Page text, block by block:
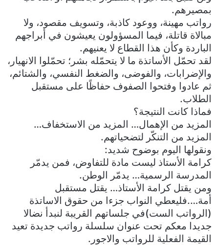
بمصيرهم.
رواتب مهينة، ووعود كاذبة، وتسويف مقصود، ولا
مبالاة قاتلة، فيما المسؤولون يعيشون في أبراجهم
الباردة وكأن هذا القطاع لا يعنيهم.
لقد تحمّل الأساتذة ما لا يتحمّله بشر؛ تحمّلوا الانهيار،
والإضرابات، والفوضى، والضغط النفسي، والشتائم،
ثم عادوا وفتحوا الصفوف حفاظًا على مستقبل
الطلاب.
فماذا كانت النتيجة؟
المزيد من الإهمال… المزيد من الاستخفاف…
المزيد من التنكّر لتضحياتهم.
ونقولها اليوم بوضوح شديد:
كرامة الأستاذ ليست مادة للتفاوض، فمن يدمّر
المدرسة الرسمية… يدمّر الوطن.
ومن يقتل كرامة الأستاذ… يقتل مستقبل
أمة….فليعطي النواب جزءا من حقوق الاساتذة
(الرواتب الست)في جلساتهم القريبة لنبدأ نضالا
جديدا معكم تحت عنوان سلسلة رواتب جديدة تعيد
القيمة الفعلية للرواتب والاجور.